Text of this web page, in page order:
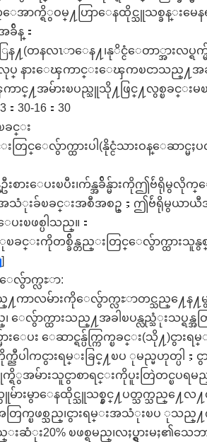
က္ရိွဝမ္႔ဟြာေနထိုင္သူသစ္ခန္းမေနရ
န္：
န႔(တနလၤာေန႔၊နုိင္ငံေတာ္အားလပ္ရ
နားေၾကာင္းေၾကၿငာသည္႔အခါ
႔အမ်ားၿပည္သူသို႔ဖြင္႔လွစ္ၿခင္းမၿ
30-16：30
ခင္း
ြင္ေလွ်ာက္ထားပါ(နိုင္ငံသားဝန္ေဆာင္မ
းေပးၿပီး၊က်န္အခ်ိန္မ်ားကိုဤဗ်ဴရိုမွလို
းအသံုးခ်ၿခင္းအစီအစဥ္；ဤဗ်ဴရိုမွယာယီ
းၿဖစ္ပါသည္။：
းကိုတစ္ခ်ိန္တည္းတြင္ေလွ်ာက္ထားသူနွစ္
]
လွ်ာက္လႊာ:
မ်ားကိုေလွ်ာက္လႊာတင္သည္႔ေန႔မွရက္
လွ်ာက္ထားသည္႔အခါၿပန္လည္သံုးသပ္ရန္အ
မ်ားေပး ေဆာင္ရန္ပ်က္ကြက္ၿခင္း(သို
ညီပါကငွားရမ္းခြင္႔ၿပ ုမည္မဟုတ္ပါ
ရိွအမ်ားသူငွာစာရင္းကိုပူးတြဲတင္ၿပရမ
ယ္သူမ်ားမွာေနထိုင္သူသစ္နွင္႔ပတ္သက္သည္႔ေလ
မ်ားအတြက္ၿဖစ္သည္၊ငွားရမ္းအသံုးၿ
နည္းဆံုး20% ၿဖစ္ရမည္၊လႈပ္ရွားမႈ